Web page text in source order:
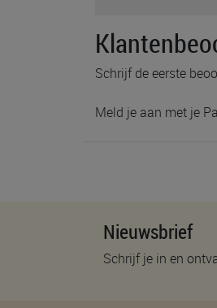
Schrijf de eerste
Meld je aan met je
Nieuwsbrief
Schrijf je in en